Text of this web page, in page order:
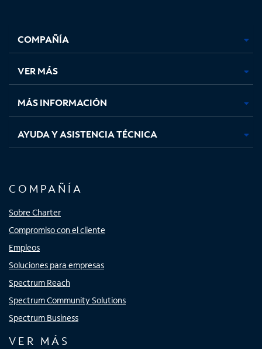
abre
en
pestaña
nueva
abre
en
pestaña
nueva
abre
en
pestaña
nueva
en
nueva
COMPAÑÍA
VER MÁS
MÁS INFORMACIÓN
AYUDA Y ASISTENCIA TÉCNICA
COMPAÑÍA
Sobre Charter
Compromiso con el cliente
Empleos
Soluciones para empresas
Spectrum Reach
Spectrum Community Solutions
Spectrum Business
VER MÁS